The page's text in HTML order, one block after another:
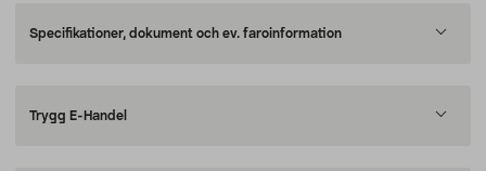
Specifikationer, dokument och ev. faroinformation
Trygg E-Handel